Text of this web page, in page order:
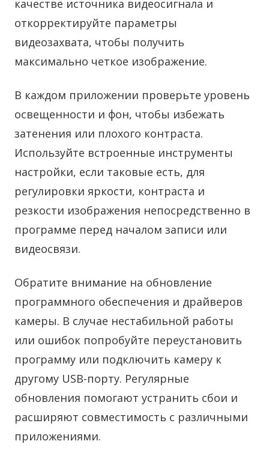
качестве источника видеосигнала и
откорректируйте параметры
видеозахвата, чтобы получить
максимально четкое изображение.
В каждом приложении проверьте уровень
освещенности и фон, чтобы избежать
затенения или плохого контраста.
Используйте встроенные инструменты
настройки, если таковые есть, для
регулировки яркости, контраста и
резкости изображения непосредственно в
программе перед началом записи или
видеосвязи.
Обратите внимание на обновление
программного обеспечения и драйверов
камеры. В случае нестабильной работы
или ошибок попробуйте переустановить
программу или подключить камеру к
другому USB-порту. Регулярные
обновления помогают устранить сбои и
расширяют совместимость с различными
приложениями.